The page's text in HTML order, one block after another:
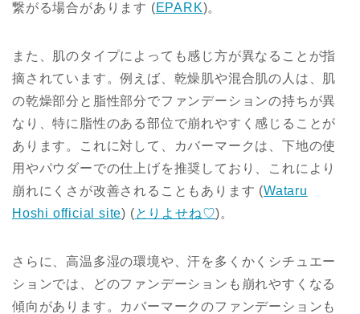
繋がる場合があります​ (EPARK)​。
また、肌のタイプによっても感じ方が異なることが指
摘されています。例えば、乾燥肌や混合肌の人は、肌
の乾燥部分と脂性部分でファンデーションの持ちが異
なり、特に脂性のある部位で崩れやすく感じることが
あります。これに対して、カバーマークは、下地の使
用やパウダーでの仕上げを推奨しており、これにより
崩れにくさが改善されることもあります​ (Wataru
Hoshi official site) (とりよせね♡)​。
さらに、高温多湿の環境や、汗を多くかくシチュエー
ションでは、どのファンデーションも崩れやすくなる
傾向があります。カバーマークのファンデーションも